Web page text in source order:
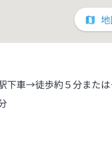
地
下車→徒歩約５分または